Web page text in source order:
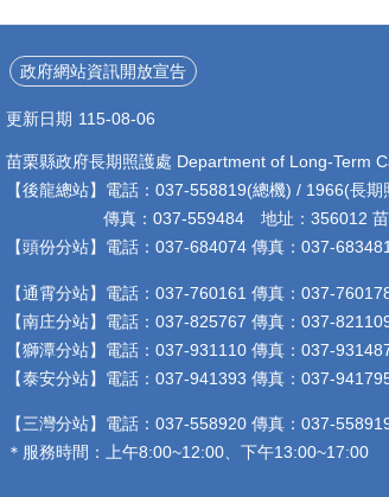
政府網站資訊開放宣告
更新日期 115-08-06
苗栗縣政府長期照護處 Department of Long-Term
【後龍總站】電話：037-558819(總機) / 1966(長
傳真：037-559484 地址：356012 苗栗縣
【頭份分站】電話：037-684074 傳真：037-
【通霄分站】電話：037-760161 傳真：037-
【南庄分站】電話：037-825767 傳真：037-
【獅潭分站】電話：037-931110 傳真：037-
【泰安分站】電話：037-941393 傳真：037-
【三灣分站】電話：037-558920 傳真：037-
＊服務時間：上午8:00~12:00、下午13:00~17:00